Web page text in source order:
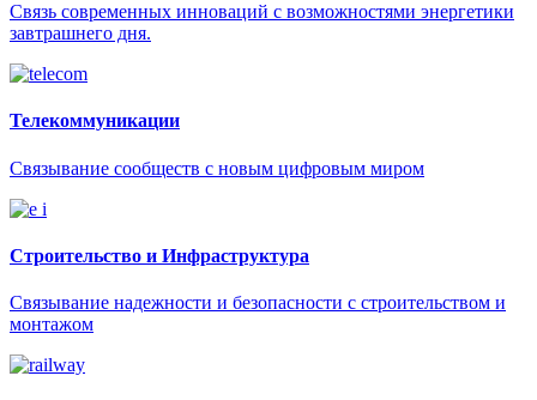
Связь современных инноваций с возможностями энергетики
завтрашнего дня.
Телекоммуникации
Связывание сообществ с новым цифровым миром
Строительство и Инфраструктура
Связывание надежности и безопасности с строительством и
монтажом